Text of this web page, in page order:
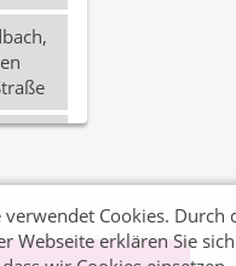
verwendet Cookies. Durch
Webseite erklären Sie